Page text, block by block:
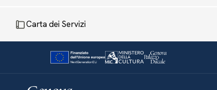
Carta dei Servizi